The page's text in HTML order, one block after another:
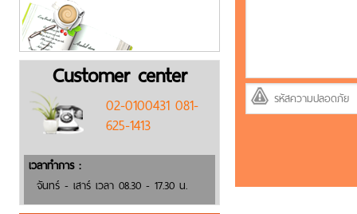
Customer center
02-0100431 081-
625-1413
เวลาทำการ :
จันทร์ - เสาร์ เวลา 08.30 - 17.30 น.